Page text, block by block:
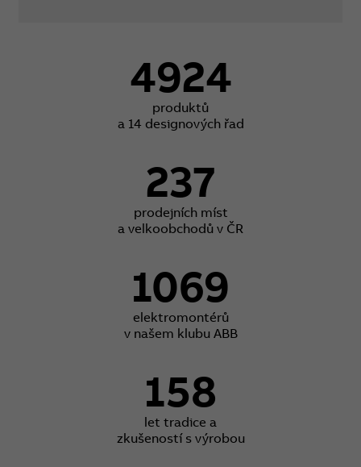
4924
produktů
a 14 designových řad
237
prodejních míst
a velkoobchodů v ČR
1069
elektromontérů
v našem klubu ABB
158
let tradice a
zkušeností s výrobou